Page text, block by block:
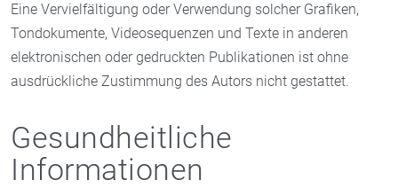
Eine Vervielfältigung oder Verwendung solcher Grafiken,
Tondokumente, Videosequenzen und Texte in anderen
elektronischen oder gedruckten Publikationen ist ohne
ausdrückliche Zustimmung des Autors nicht gestattet.
Gesundheitliche
Informationen